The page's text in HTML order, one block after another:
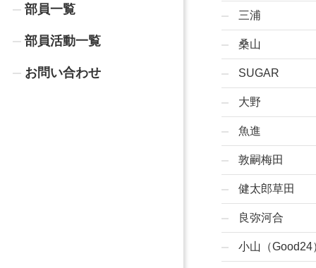
部員一覧
部員活動一覧
お問い合わせ
三浦
桑山
SUGAR
大野
魚進
敦嗣梅田
健太郎草田
良弥河合
小山（Good24